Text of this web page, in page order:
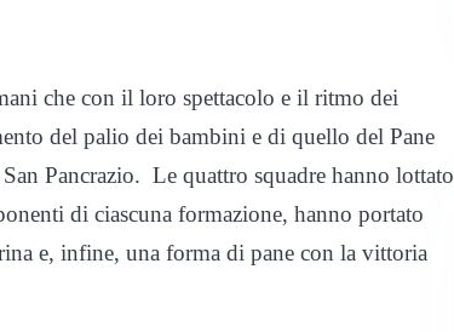
che con il loro spettacolo e il ritmo dei
del palio dei bambini e di quello del Pane
Pancrazio. Le quattro squadre hanno lottato
di ciascuna formazione, hanno portato
e, infine, una forma di pane con la vittoria